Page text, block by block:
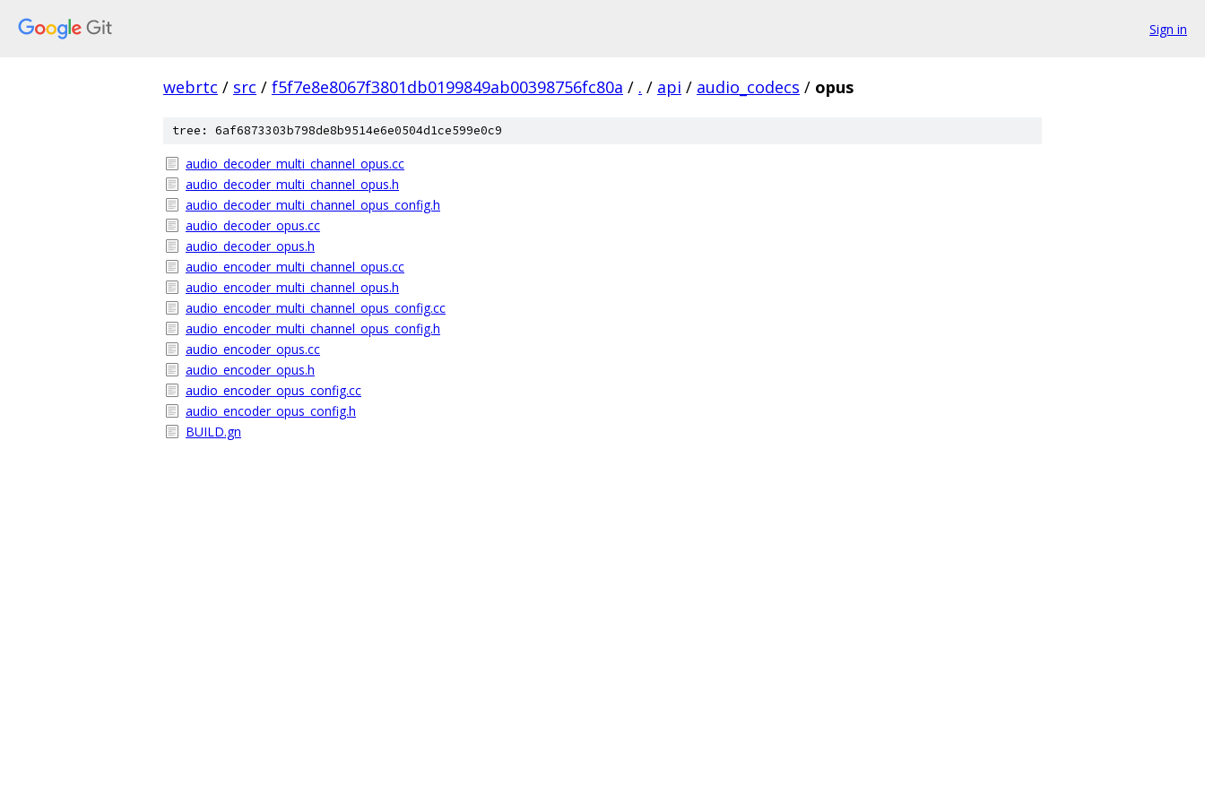
Sign in
webrtc / src / f5f7e8e8067f3801db0199849ab00398756fc80a / . / api / audio_codecs / opus
tree: 6af6873303b798de8b9514e6e0504d1ce599e0c9
audio_decoder_multi_channel_opus.cc
audio_decoder_multi_channel_opus.h
audio_decoder_multi_channel_opus_config.h
audio_decoder_opus.cc
audio_decoder_opus.h
audio_encoder_multi_channel_opus.cc
audio_encoder_multi_channel_opus.h
audio_encoder_multi_channel_opus_config.cc
audio_encoder_multi_channel_opus_config.h
audio_encoder_opus.cc
audio_encoder_opus.h
audio_encoder_opus_config.cc
audio_encoder_opus_config.h
BUILD.gn